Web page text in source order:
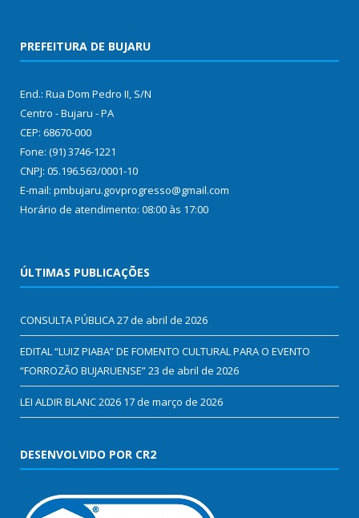
PREFEITURA DE BUJARU
End.: Rua Dom Pedro II, S/N
Centro - Bujaru - PA
CEP: 68670-000
Fone: (91) 3746-1221
CNPJ: 05.196.563/0001-10
E-mail: pmbujaru.govprogresso@gmail.com
Horário de atendimento: 08:00 às 17:00
ÚLTIMAS PUBLICAÇÕES
CONSULTA PÚBLICA27 de abril de 2026
EDITAL “LUIZ PIABA” DE FOMENTO CULTURAL PARA O EVENTO
“FORROZÃO BUJARUENSE”23 de abril de 2026
LEI ALDIR BLANC 2026 17 de março de 2026
DESENVOLVIDO POR CR2